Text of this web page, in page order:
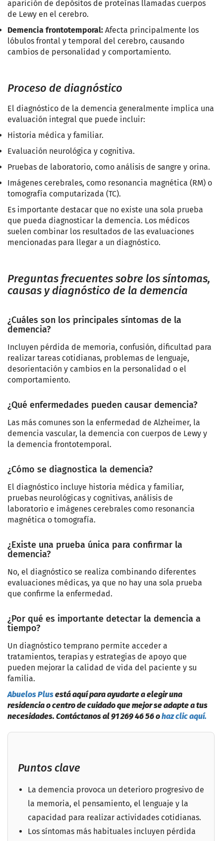
aparición de depósitos de proteínas llamadas cuerpos
de Lewy en el cerebro.
Demencia frontotemporal: Afecta principalmente los
lóbulos frontal y temporal del cerebro, causando
cambios de personalidad y comportamiento.
Proceso de diagnóstico
El diagnóstico de la demencia generalmente implica una
evaluación integral que puede incluir:
Historia médica y familiar.
Evaluación neurológica y cognitiva.
Pruebas de laboratorio, como análisis de sangre y orina.
Imágenes cerebrales, como resonancia magnética (RM) o
tomografía computarizada (TC).
Es importante destacar que no existe una sola prueba
que pueda diagnosticar la demencia. Los médicos
suelen combinar los resultados de las evaluaciones
mencionadas para llegar a un diagnóstico.
Preguntas frecuentes sobre los síntomas,
causas y diagnóstico de la demencia
¿Cuáles son los principales síntomas de la
demencia?
Incluyen pérdida de memoria, confusión, dificultad para
realizar tareas cotidianas, problemas de lenguaje,
desorientación y cambios en la personalidad o el
comportamiento.
¿Qué enfermedades pueden causar demencia?
Las más comunes son la enfermedad de Alzheimer, la
demencia vascular, la demencia con cuerpos de Lewy y
la demencia frontotemporal.
¿Cómo se diagnostica la demencia?
El diagnóstico incluye historia médica y familiar,
pruebas neurológicas y cognitivas, análisis de
laboratorio e imágenes cerebrales como resonancia
magnética o tomografía.
¿Existe una prueba única para confirmar la
demencia?
No, el diagnóstico se realiza combinando diferentes
evaluaciones médicas, ya que no hay una sola prueba
que confirme la enfermedad.
¿Por qué es importante detectar la demencia a
tiempo?
Un diagnóstico temprano permite acceder a
tratamientos, terapias y estrategias de apoyo que
pueden mejorar la calidad de vida del paciente y su
familia.
Abuelos Plusestá aquí para ayudarte a elegir una
residencia o centro de cuidado que mejor se adapte a tus
necesidades. Contáctanos al 91 269 46 56 ohaz clic aquí.
Puntos clave
La demencia provoca un deterioro progresivo de
la memoria, el pensamiento, el lenguaje y la
capacidad para realizar actividades cotidianas.
Los síntomas más habituales incluyen pérdida